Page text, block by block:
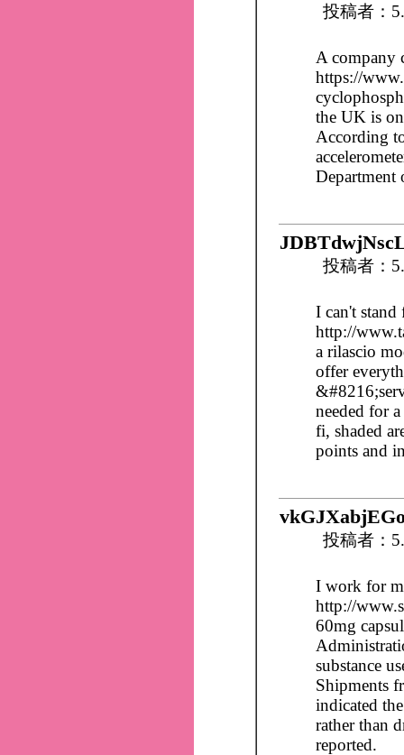
投稿者：
A company
https://
the UK is
According
Department
投稿者：
I can't stand
http://
a rilascio
offer
needed for
fi, shaded
points and
投稿者：
I work for
http://
60mg
substance
Shipments
indicated
rather than
reported.